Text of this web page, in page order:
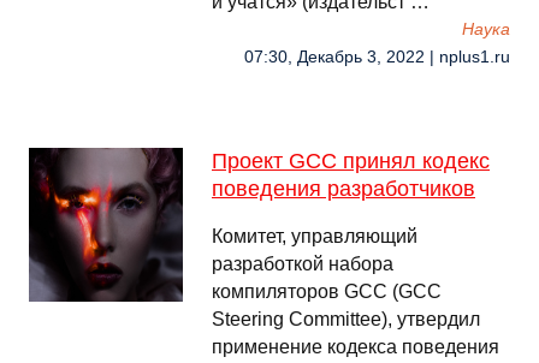
Наука
07:30, Декабрь 3, 2022 | nplus1.ru
Проект GCC принял кодекс
поведения разработчиков
Комитет, управляющий
разработкой набора
компиляторов GCC (GCC
Steering Committee), утвердил
применение кодекса поведения